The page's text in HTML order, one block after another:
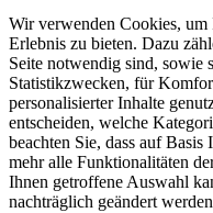
Wir verwenden Cookies, um
Erlebnis zu bieten. Dazu
Seite notwendig sind, sowie
Statistikzwecken, für
personalisierter Inhalte
entscheiden, welche
beachten Sie, dass auf
mehr alle Funktionalitäten
Ihnen getroffene Auswahl
nachträglich geändert